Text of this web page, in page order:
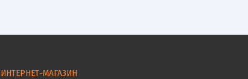
ИНТЕРНЕТ-МАГАЗИН